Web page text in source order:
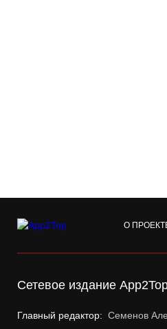
О
Сетевое издание
Главный редактор: Семенов